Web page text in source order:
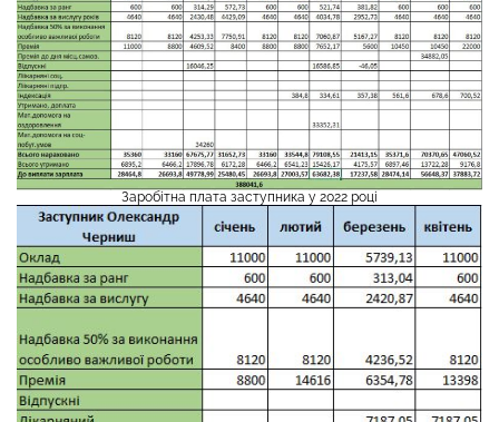
Заробітна плата заступника у 2022 році